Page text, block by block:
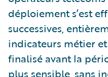
déploiement s’est
successives,
indicateurs métier
finalisé avant la
plus sensible, sans